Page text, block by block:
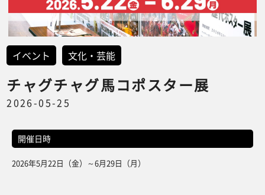
イベント 文化・芸能
チャグチャグ馬コポスター展
2026-05-25
開催日時
2026年5月22日（金）～6月29日（月）